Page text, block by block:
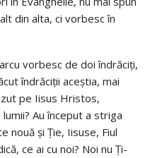
din alta, ci vorbesc în
vorbesc de doi îndrăciţi,
îndrăciţii aceştia, mai
pe Iisus Hristos,
Au început a striga
nouă şi Ţie, Iisuse, Fiul
ce ai cu noi? Noi nu Ţi-